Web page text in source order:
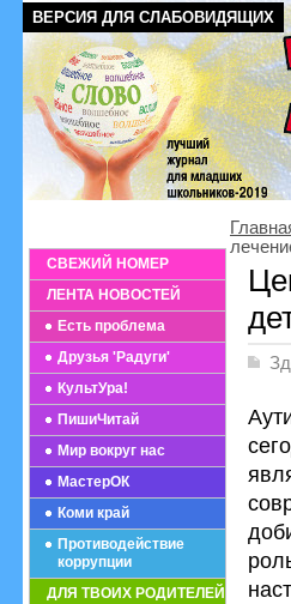
ВЕРСИЯ ДЛЯ СЛАБОВИДЯЩИХ
СВЕЖИЙ НОМЕР
ЛЕНТА НОВОСТЕЙ
Есть проблема
Друзья 'Радуги'
КультУра!
ПишиЧитай
Мир вокруг нас
МастерОК
Коми край
Противодействие
коррупции
ДЛЯ ТВОИХ РОДИТЕЛЕЙ